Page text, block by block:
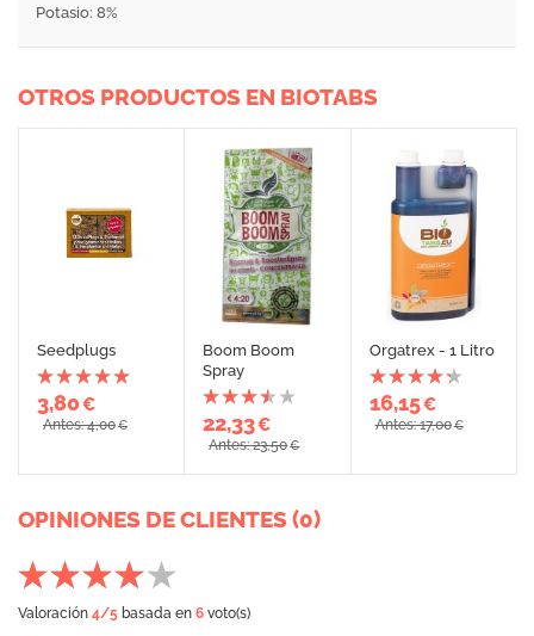
Potasio: 8%
OTROS PRODUCTOS EN BIOTABS
Seedplugs
3,80€
Antes: 4,00€
Boom Boom
Spray
22,33€
Antes: 23,50€
Orgatrex - 1 Litro
16,15€
Antes: 17,00€
OPINIONES DE CLIENTES (0)
Valoración 4/5 basada en 6 voto(s)